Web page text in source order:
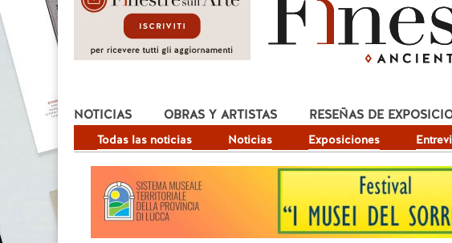
NOTICIAS
Todas las noticias Noticias Exposiciones
OBRAS Y ARTISTAS RESEÑAS DE